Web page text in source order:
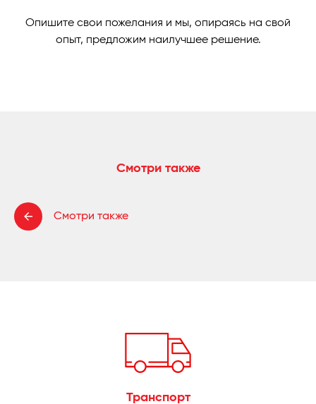
Опишите свои пожелания и мы, опираясь на свой
опыт, предложим наилучшее решение.
Смотри также
Смотри также
Транспорт